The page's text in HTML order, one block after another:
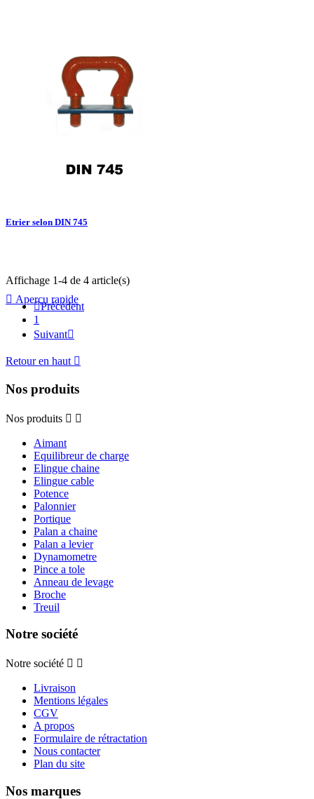
Etrier selon DIN 745
 Aperçu rapide
Affichage 1-4 de 4 article(s)
Précédent
1
Suivant
Retour en haut 
Nos produits
Nos produits  
Aimant
Equilibreur de charge
Elingue chaine
Elingue cable
Potence
Palonnier
Portique
Palan a chaine
Palan a levier
Dynamometre
Pince a tole
Anneau de levage
Broche
Treuil
Notre société
Notre société  
Livraison
Mentions légales
CGV
A propos
Formulaire de rétractation
Nous contacter
Plan du site
Nos marques